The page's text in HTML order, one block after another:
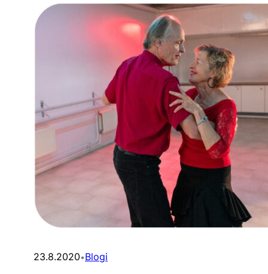
23.8.2020•Blogi